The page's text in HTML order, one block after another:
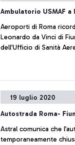
Ambulatorio USMAF a
Aeroporti di Roma
Leonardo da Vinci di
dell'Ufficio di Sanità
19 luglio 2020
Autostrada Roma-
Astral comunica che
temporaneamente